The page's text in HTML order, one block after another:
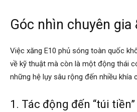
Góc nhìn chuyên gia
Việc xăng E10 phủ sóng toàn quốc
về kỹ thuật mà còn là một động thái
những hệ lụy sâu rộng đến nhiều khía
1. Tác động đến “túi